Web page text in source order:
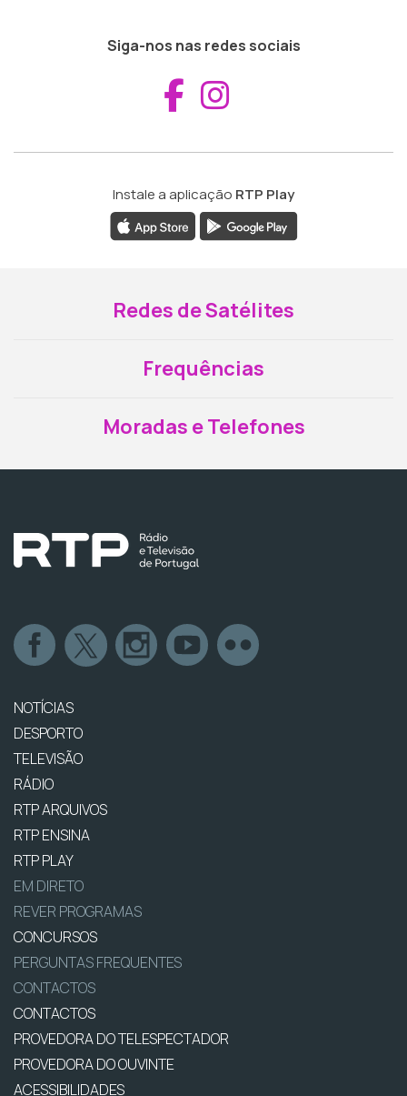
Siga-nos nas redes sociais
Aceder ao
Instale a aplicação RTP Play
Redes de Satélites
Frequências
Moradas e Telefones
NOTÍCIAS
DESPORTO
TELEVISÃO
RÁDIO
RTP ARQUIVOS
RTP ENSINA
RTP PLAY
EM DIRETO
REVER PROGRAMAS
CONCURSOS
PERGUNTAS FREQUENTES
CONTACTOS
CONTACTOS
PROVEDORA DO TELESPECTADOR
PROVEDORA DO OUVINTE
ACESSIBILIDADES